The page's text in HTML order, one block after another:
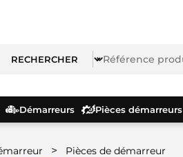
Démarreurs Pièces démarreurs
> Pièces de démarreur